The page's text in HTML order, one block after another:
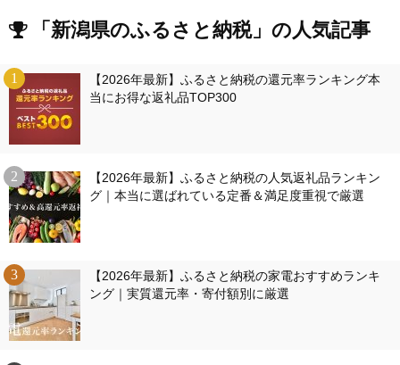
「新潟県のふるさと納税」の人気記事
【2026年最新】ふるさと納税の還元率ランキング本
当にお得な返礼品TOP300
【2026年最新】ふるさと納税の人気返礼品ランキン
グ｜本当に選ばれている定番＆満足度重視で厳選
【2026年最新】ふるさと納税の家電おすすめランキ
ング｜実質還元率・寄付額別に厳選